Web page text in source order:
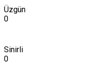
Üzgün
0
Sinirli
0